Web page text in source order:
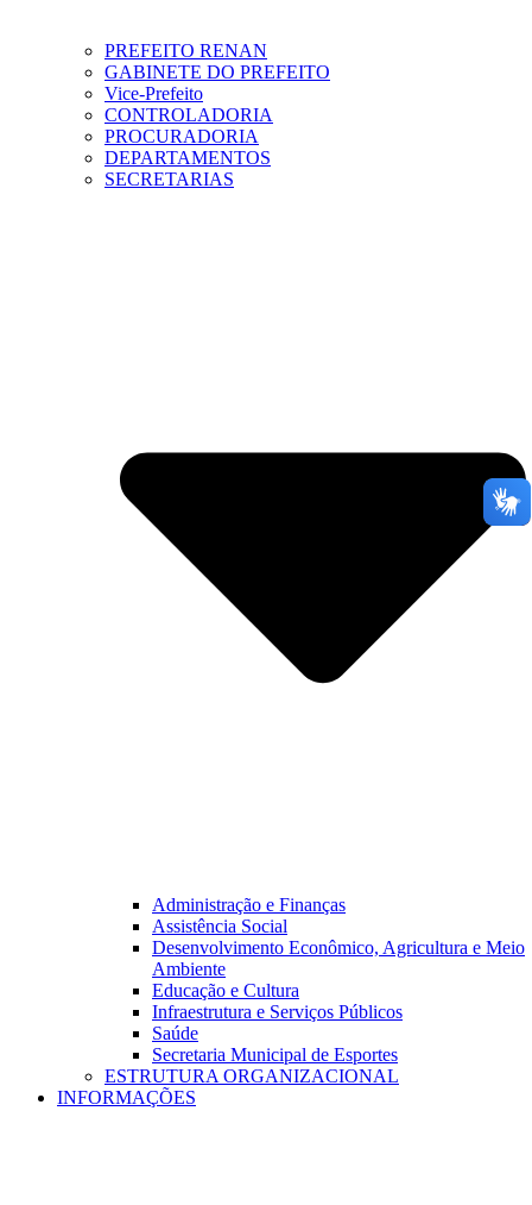
PREFEITO RENAN
GABINETE DO PREFEITO
Vice-Prefeito
CONTROLADORIA
PROCURADORIA
DEPARTAMENTOS
SECRETARIAS
Administração e Finanças
Assistência Social
Desenvolvimento Econômico, Agricultura e Meio
Ambiente
Educação e Cultura
Infraestrutura e Serviços Públicos
Saúde
Secretaria Municipal de Esportes
ESTRUTURA ORGANIZACIONAL
INFORMAÇÕES